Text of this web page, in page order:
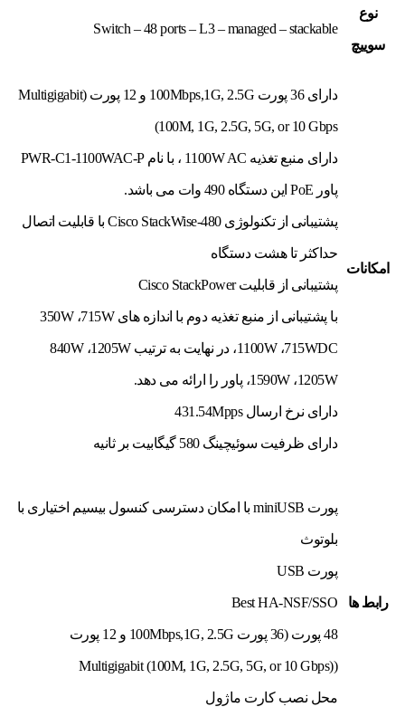
نوع
سوييچ
Switch – 48 ports – L3 – managed – stackable
امکانات
دارای 36 پورت 100Mbps,1G, 2.5G و 12 پورت (Multigigabit
(100M, 1G, 2.5G, 5G, or 10 Gbps
دارای منبع تغذیه 1100W AC ، با نام PWR-C1-1100WAC-P
پاور PoE این دستگاه 490 وات می باشد.
پشتیبانی از تکنولوژی Cisco StackWise-480 با قابلیت اتصال
حداکثر تا هشت دستگاه
پشتیبانی از قابلیت Cisco StackPower
با پشتیبانی از منبع تغذیه دوم با اندازه های 350W ،715W
،1100W ،715WDC در نهایت به ترتیب 840W ،1205W
،1590W ،1205W پاور را ارائه می دهد.
دارای نرخ ارسال 431.54Mpps
دارای ظرفیت سوئیچینگ 580 گیگابیت بر ثانیه
رابط ها
پورت miniUSB با امکان دسترسی کنسول بیسیم اختیاری با
بلوتوث
پورت USB
Best HA-NSF/SSO
48 پورت (36 پورت 100Mbps,1G, 2.5G و 12 پورت
(Multigigabit (100M, 1G, 2.5G, 5G, or 10 Gbps)
محل نصب کارت ماژول